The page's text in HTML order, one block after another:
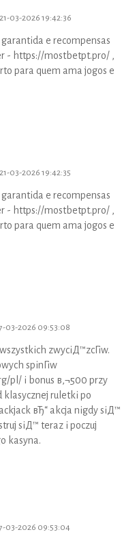
03-2026 19:42:36
e recompensas
- https://mostbetpt.pro/ ,
para quem ama jogos e
03-2026 19:42:35
e recompensas
- https://mostbetpt.pro/ ,
para quem ama jogos e
03-2026 09:53:08
zwyciД™zcГіw.
spinГіw
pl/ i bonus в‚¬500 przy
klasycznej ruletki po
вЂ“ akcja nigdy siД™
siД™ teraz i poczuj
kasyna.
03-2026 09:53:04